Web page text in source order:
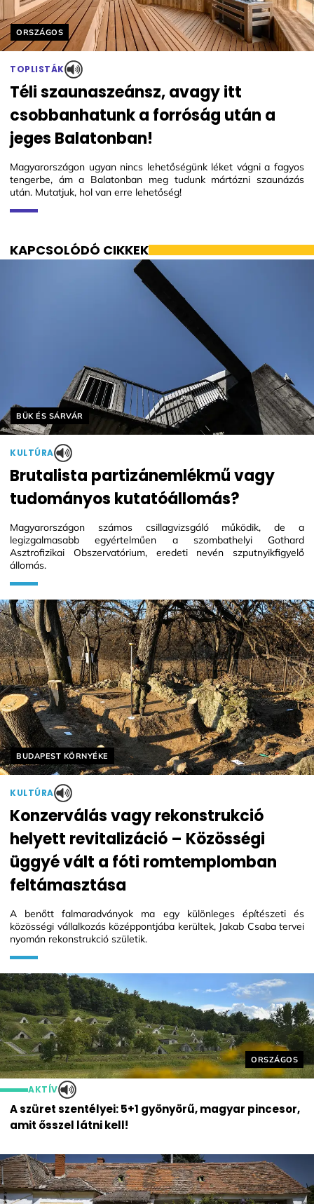
Helyszín címkék:
ORSZÁGOS
TOPLISTÁK
Téli szaunaszeánsz, avagy itt
csobbanhatunk a forróság után a
jeges Balatonban!
Magyarországon ugyan nincs lehetőségünk léket vágni a fagyos
tengerbe, ám a Balatonban meg tudunk mártózni szaunázás
után. Mutatjuk, hol van erre lehetőség!
KAPCSOLÓDÓ CIKKEK
Helyszín címkék:
BÜK ÉS SÁRVÁR
KULTÚRA
Brutalista partizánemlékmű vagy
tudományos kutatóállomás?
Magyarországon számos csillagvizsgáló működik, de a
legizgalmasabb egyértelműen a szombathelyi Gothard
Asztrofizikai Obszervatórium, eredeti nevén szputnyikfigyelő
állomás.
Helyszín
ORSZÁGOS
AKTÍV
A szüret szentélyei: 5+1 gyönyörű, magyar pincesor,
amit ősszel látni kell!
Helyszín címkék:
BUDAPEST KÖRNYÉKE
KULTÚRA
Konzerválás vagy rekonstrukció
helyett revitalizáció – Közösségi
üggyé vált a fóti romtemplomban
feltámasztása
A benőtt falmaradványok ma egy különleges építészeti és
közösségi vállalkozás középpontjába kerültek, Jakab Csaba tervei
nyomán rekonstrukció születik.